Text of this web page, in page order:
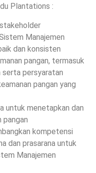
Plantations :
Manajemen
dan konsisten
pangan, termasuk
serta persyaratan
pangan yang
untuk menetapkan dan
pangan
kompetensi
dan prasarana untuk
Manajemen